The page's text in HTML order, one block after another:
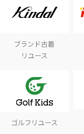
ブランド古着
リユース
ゴルフリユース